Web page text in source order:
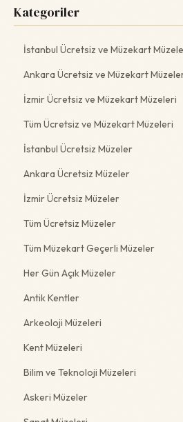
Kategoriler
İstanbul Ücretsiz ve Müzekart
Ankara Ücretsiz ve Müzekart
İzmir Ücretsiz ve Müzekart Müzeleri
Tüm Ücretsiz ve Müzekart Müzeleri
İstanbul Ücretsiz Müzeler
Ankara Ücretsiz Müzeler
İzmir Ücretsiz Müzeler
Tüm Ücretsiz Müzeler
Tüm Müzekart Geçerli Müzeler
Her Gün Açık Müzeler
Antik Kentler
Arkeoloji Müzeleri
Kent Müzeleri
Bilim ve Teknoloji Müzeleri
Askeri Müzeler